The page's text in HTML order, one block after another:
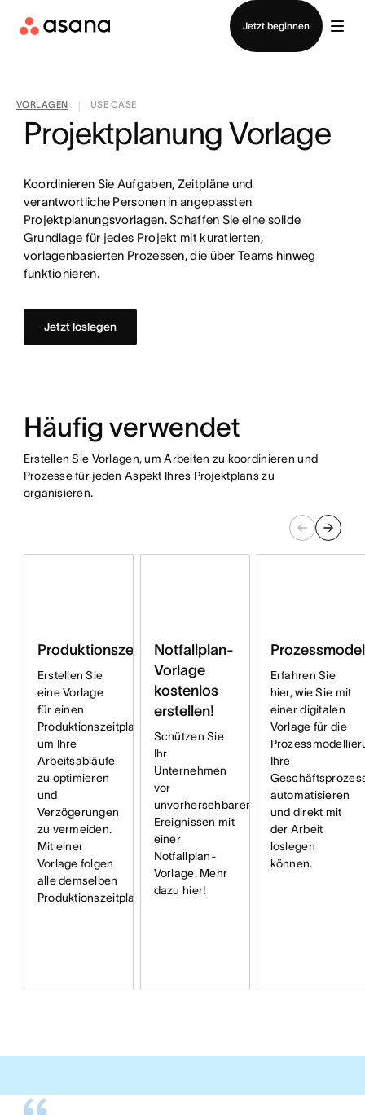
Jetzt beginnen
Vertrieb kontaktieren
VORLAGEN USE CASE
Projektplanung Vorlage
Koordinieren Sie Aufgaben, Zeitpläne und
verantwortliche Personen in angepassten
Projektplanungsvorlagen. Schaffen Sie eine solide
Grundlage für jedes Projekt mit kuratierten,
vorlagenbasierten Prozessen, die über Teams hinweg
funktionieren.
Jetzt loslegen
Häufig verwendet
Erstellen Sie Vorlagen, um Arbeiten zu koordinieren und
Prozesse für jeden Aspekt Ihres Projektplans zu
organisieren.
Produktionszeitplan
Erstellen Sie
eine Vorlage
für einen
Produktionszeitplan,
um Ihre
Arbeitsabläufe
zu optimieren
und
Verzögerungen
zu vermeiden.
Mit einer
Vorlage folgen
alle demselben
Produktionszeitplan.
Notfallplan-
Vorlage
kostenlos
erstellen!
Schützen Sie
Ihr
Unternehmen
vor
unvorhersehbaren
Ereignissen mit
einer
Notfallplan-
Vorlage. Mehr
dazu hier!
Erfahren Sie
hier, wie Sie mit
einer digitalen
Vorlage für die
Ihre
automatisieren
und direkt mit
der Arbeit
loslegen
können.